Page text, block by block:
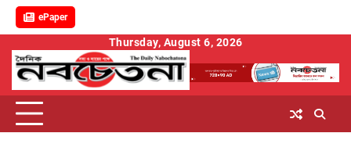
ePaper
content
Thursday, August 6, 2026